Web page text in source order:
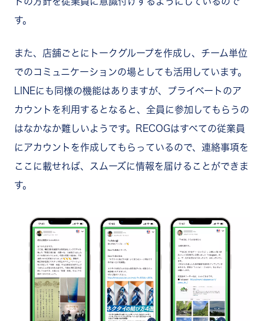
す。
また、店舗ごとにトークグループを作成し、チーム単位
でのコミュニケーションの場としても活用しています。
LINEにも同様の機能はありますが、プライベートのア
カウントを利用するとなると、全員に参加してもらうの
はなかなか難しいようです。RECOGはすべての従業員
にアカウントを作成してもらっているので、連絡事項を
ここに載せれば、スムーズに情報を届けることができま
す。